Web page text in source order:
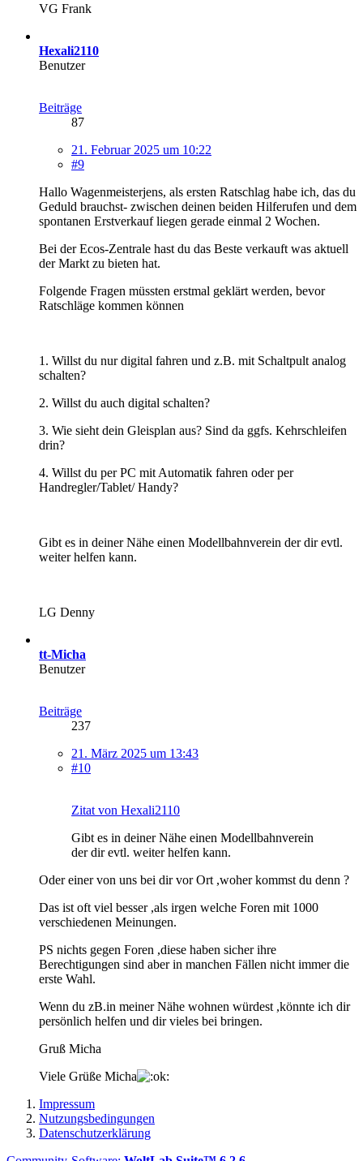
VG Frank
Hexali2110
Benutzer
Beiträge
87
21. Februar 2025 um 10:22
#9
Hallo Wagenmeisterjens, als ersten Ratschlag habe ich, das du
Geduld brauchst- zwischen deinen beiden Hilferufen und dem
spontanen Erstverkauf liegen gerade einmal 2 Wochen.
Bei der Ecos-Zentrale hast du das Beste verkauft was aktuell
der Markt zu bieten hat.
Folgende Fragen müssten erstmal geklärt werden, bevor
Ratschläge kommen können
1. Willst du nur digital fahren und z.B. mit Schaltpult analog
schalten?
2. Willst du auch digital schalten?
3. Wie sieht dein Gleisplan aus? Sind da ggfs. Kehrschleifen
drin?
4. Willst du per PC mit Automatik fahren oder per
Handregler/Tablet/ Handy?
Gibt es in deiner Nähe einen Modellbahnverein der dir evtl.
weiter helfen kann.
LG Denny
tt-Micha
Benutzer
Beiträge
237
21. März 2025 um 13:43
#10
Zitat von Hexali2110
Gibt es in deiner Nähe einen Modellbahnverein
der dir evtl. weiter helfen kann.
Oder einer von uns bei dir vor Ort ,woher kommst du denn ?
Das ist oft viel besser ,als irgen welche Foren mit 1000
verschiedenen Meinungen.
PS nichts gegen Foren ,diese haben sicher ihre
Berechtigungen sind aber in manchen Fällen nicht immer die
erste Wahl.
Wenn du zB.in meiner Nähe wohnen würdest ,könnte ich dir
persönlich helfen und dir vieles bei bringen.
Gruß Micha
Viele Grüße Micha
Impressum
Nutzungsbedingungen
Datenschutzerklärung